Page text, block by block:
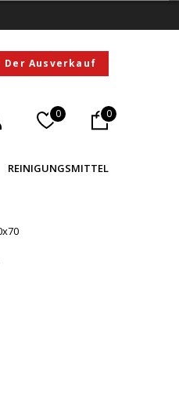
Der Ausverkauf
0 0
REINIGUNGSMITTEL